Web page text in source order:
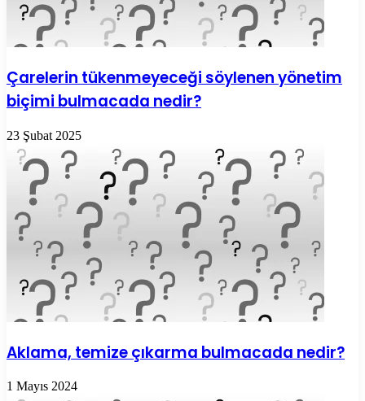
Çarelerin tükenmeyeceği söylenen yönetim
biçimi bulmacada nedir?
23 Şubat 2025
Aklama, temize çıkarma bulmacada nedir?
1 Mayıs 2024